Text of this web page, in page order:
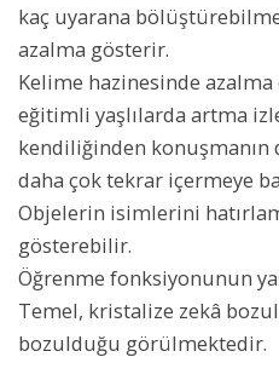
kaç uyarana
azalma gösterir.
Kelime hazinesinde
eğitimli yaşlılarda artma
kendiliğinden konuşmanın
daha çok tekrar içermeye
Objelerin isimlerini
gösterebilir.
Öğrenme fonksiyonunun
Temel, kristalize zekâ
bozulduğu görülmektedir.